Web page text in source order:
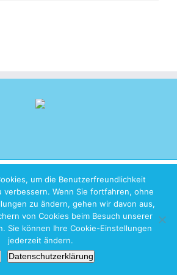
| All Rights Reserved | Imprint | Privacy
Policy
um die Benutzerfreundlichkeit
verbessern. Wenn Sie fortfahren, ohne
zu ändern, gehen wir davon aus,
von Cookies beim Besuch unserer
Sie können Ihre Cookie-Einstellungen
jederzeit ändern.
Datenschutzerklärung